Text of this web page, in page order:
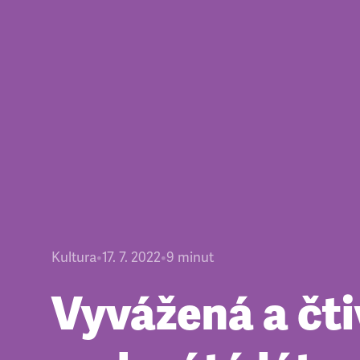
Kultura•17. 7. 2022•9 minut
Vyvážená a